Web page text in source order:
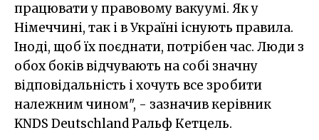
працювати у правовому вакуумі. Як у
Німеччині, так і в Україні існують правила.
Іноді, щоб їх поєднати, потрібен час. Люди з
обох боків відчувають на собі значну
відповідальність і хочуть все зробити
належним чином", - зазначив керівник
KNDS Deutschland Ральф Кетцель.